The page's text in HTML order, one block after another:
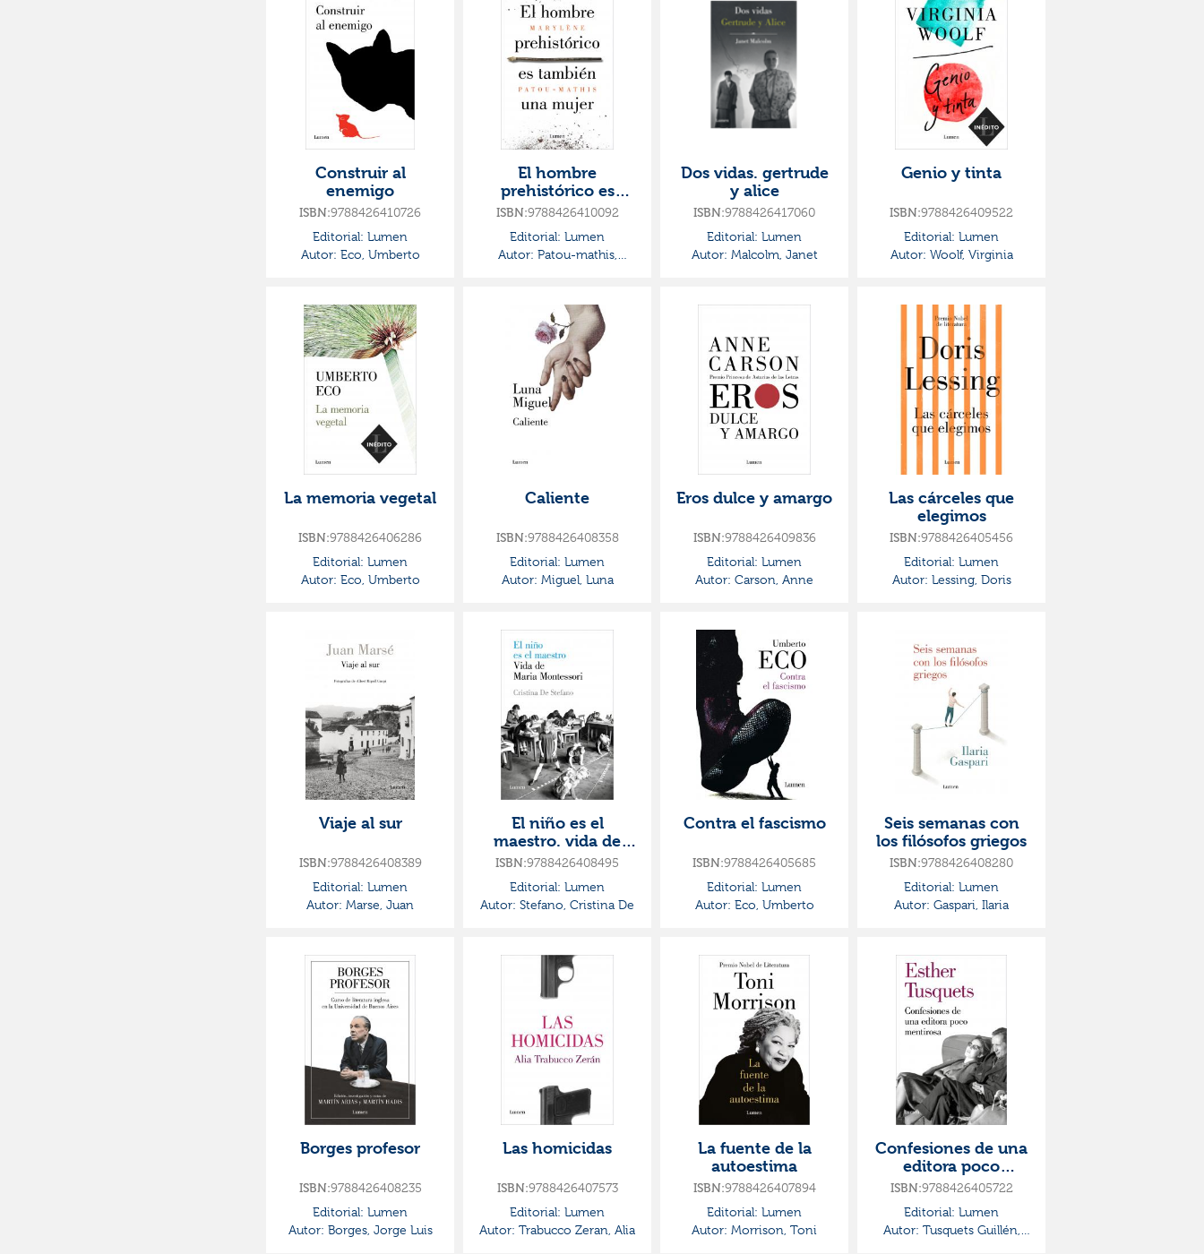
Construir al
enemigo
ISBN:9788426410726
Editorial: Lumen
Autor: Eco, Umberto
El hombre
prehistórico es
también una mujer
ISBN:9788426410092
Editorial: Lumen
Autor: Patou-mathis,
Dos vidas. gertrude
y alice
ISBN:9788426417060
Editorial: Lumen
Autor: Malcolm, Janet
Genio y tinta
ISBN:9788426409522
Editorial: Lumen
Autor: Woolf, Virginia
La memoria vegetal
ISBN:9788426406286
Editorial: Lumen
Autor: Eco, Umberto
Caliente
ISBN:9788426408358
Editorial: Lumen
Autor: Miguel, Luna
Eros dulce y amargo
ISBN:9788426409836
Editorial: Lumen
Autor: Carson, Anne
Las cárceles que
elegimos
ISBN:9788426405456
Editorial: Lumen
Autor: Lessing, Doris
Viaje al sur
ISBN:9788426408389
Editorial: Lumen
Autor: Marse, Juan
El niño es el
maestro. vida de
maria montessori
ISBN:9788426408495
Editorial: Lumen
Autor: Stefano, Cristina De
Contra el fascismo
ISBN:9788426405685
Editorial: Lumen
Autor: Eco, Umberto
Seis semanas con
los filósofos griegos
ISBN:9788426408280
Editorial: Lumen
Autor: Gaspari, Ilaria
Borges profesor
ISBN:9788426408235
Editorial: Lumen
Autor: Borges, Jorge Luis
Las homicidas
ISBN:9788426407573
Editorial: Lumen
Autor: Trabucco Zeran, Alia
La fuente de la
autoestima
ISBN:9788426407894
Editorial: Lumen
Autor: Morrison, Toni
Confesiones de una
editora poco
mentirosa
ISBN:9788426405722
Editorial: Lumen
Autor: Tusquets Guillén,